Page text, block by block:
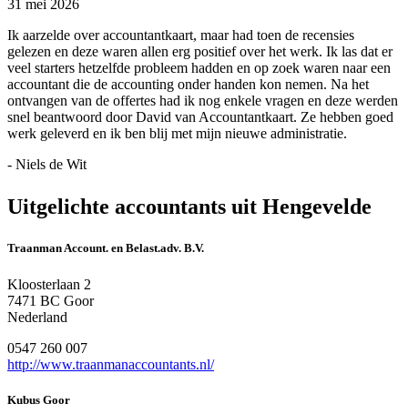
31 mei 2026
Ik aarzelde over accountantkaart, maar had toen de recensies
gelezen en deze waren allen erg positief over het werk. Ik las dat er
veel starters hetzelfde probleem hadden en op zoek waren naar een
accountant die de accounting onder handen kon nemen. Na het
ontvangen van de offertes had ik nog enkele vragen en deze werden
snel beantwoord door David van Accountantkaart. Ze hebben goed
werk geleverd en ik ben blij met mijn nieuwe administratie.
- Niels de Wit
Uitgelichte accountants uit Hengevelde
Traanman Account. en Belast.adv. B.V.
Kloosterlaan 2
7471 BC Goor
Nederland
0547 260 007
http://www.traanmanaccountants.nl/
Kubus Goor